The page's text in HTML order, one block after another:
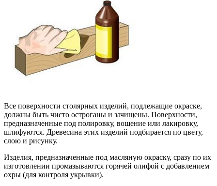
Все поверхности столярных изделий, подлежащие окраске,
должны быть чисто остроганы и зачищены. Поверхности,
предназначенные под полировку, вощение или лакировку,
шлифуются. Древесина этих изделий подбирается по цвету,
слою и рисунку.
Изделия, предназначенные под масляную окраску, сразу по их
изготовлении промазываются горячей олифой с добавлением
охры (для контроля укрывки).